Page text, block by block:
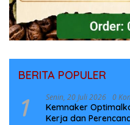
BERITA POPULER
1 Senin, 20 Juli 2026 0
Kemnaker
Kerja dan